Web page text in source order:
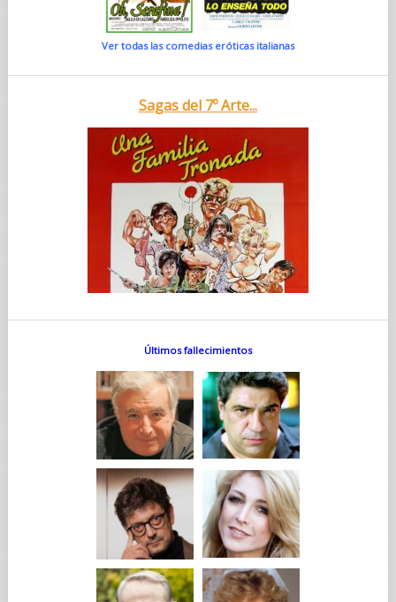
Ver todas las comedias eróticas italianas
Sagas del 7º Arte...
Últimos fallecimientos